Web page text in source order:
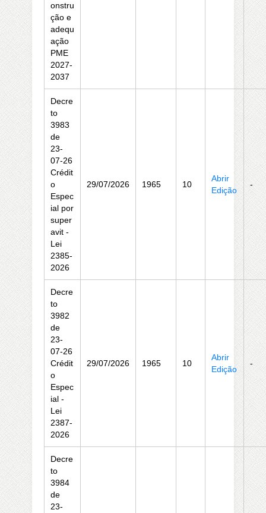
onstru
ção e
adequ
ação
PME
2027-
2037
Decre
to
3983
de
23-
07-26
Crédit
o
Espec
ial por
super
avit -
Lei
2385-
2026
29/07/2026 1965 10
Abrir
Edição
-
Decre
to
3982
de
23-
07-26
Crédit
o
Espec
ial -
Lei
2387-
2026
29/07/2026 1965 10
Abrir
Edição
-
Decre
to
3984
de
23-